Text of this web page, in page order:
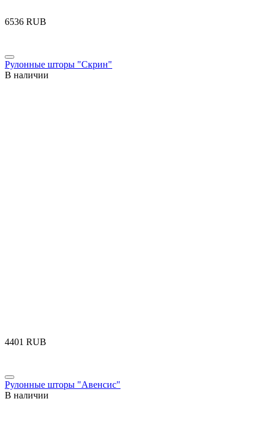
‍6536‍ RUB
Рулонные шторы "Скрин"
В наличии
‍4401‍ RUB
Рулонные шторы "Авенсис"
В наличии